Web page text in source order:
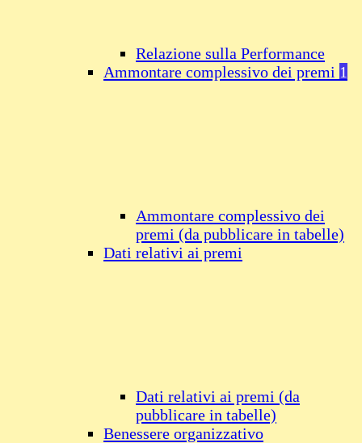
Relazione sulla Performance
Ammontare complessivo dei premi 1
Ammontare complessivo dei
premi (da pubblicare in tabelle)
Dati relativi ai premi
Dati relativi ai premi (da
pubblicare in tabelle)
Benessere organizzativo